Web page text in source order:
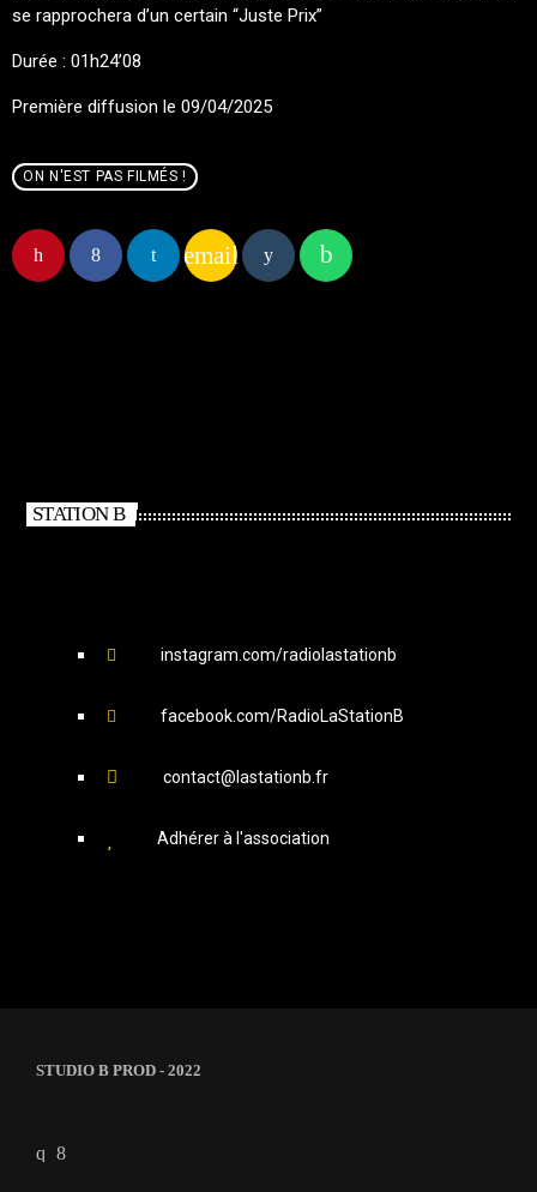
se rapprochera d’un certain “Juste Prix”
Durée : 01h24’08
Première diffusion le 09/04/2025
ON N'EST PAS FILMÉS !
email
STATION B
instagram.com/radiolastationb
facebook.com/RadioLaStationB
contact@lastationb.fr
Adhérer à l'association
STUDIO B PROD - 2022